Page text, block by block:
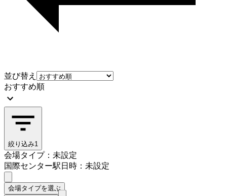
並び替え
おすすめ順
絞り込み1
会場タイプ：未設定
国際センター駅日時：未設定
会場タイプを選ぶ